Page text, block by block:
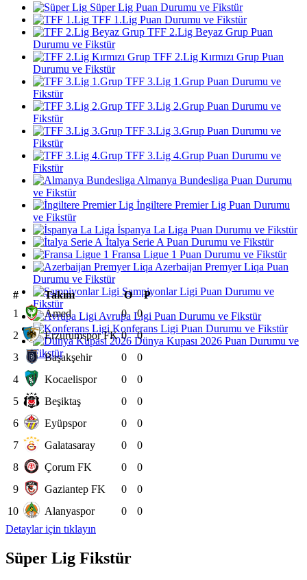
Süper Lig Puan Durumu ve Fikstür
TFF 1.Lig Puan Durumu ve Fikstür
TFF 2.Lig Beyaz Grup Puan
Durumu ve Fikstür
TFF 2.Lig Kırmızı Grup Puan
Durumu ve Fikstür
TFF 3.Lig 1.Grup Puan Durumu ve
Fikstür
TFF 3.Lig 2.Grup Puan Durumu ve
Fikstür
TFF 3.Lig 3.Grup Puan Durumu ve
Fikstür
TFF 3.Lig 4.Grup Puan Durumu ve
Fikstür
Almanya Bundesliga Puan Durumu
ve Fikstür
İngiltere Premier Lig Puan Durumu
ve Fikstür
İspanya La Liga Puan Durumu ve Fikstür
İtalya Serie A Puan Durumu ve Fikstür
Fransa Ligue 1 Puan Durumu ve Fikstür
Azerbaijan Premyer Liqa Puan
Durumu ve Fikstür
Şampiyonlar Ligi Puan Durumu ve
Fikstür
Avrupa Ligi Puan Durumu ve Fikstür
Konferans Ligi Puan Durumu ve Fikstür
Dünya Kupası 2026 Puan Durumu ve
Fikstür
# Takım O
P
1
Amed 0
0
2
Erzurumspor FK 0
0
3
Başakşehir 0
0
4
Kocaelispor 0
0
5
Beşiktaş 0
0
6
Eyüpspor 0
0
7
Galatasaray 0
0
8
Çorum FK 0
0
9
Gaziantep FK 0
0
10
Alanyaspor 0
0
Detaylar için tıklayın
Süper Lig Fikstür